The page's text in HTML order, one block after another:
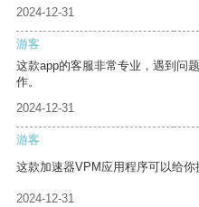
2024-12-31
游客
这款app的客服非常专业，遇到问
作。
2024-12-31
游客
这款加速器VPM应用程序可以给你
2024-12-31